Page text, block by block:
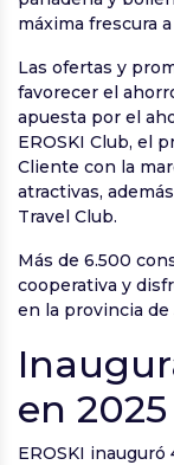
máxima frescura
Las ofertas y
favorecer el
apuesta por el
EROSKI Club, el
Cliente con la
atractivas,
Travel Club.
Más de 6.500
cooperativa y
en la provincia de
en 2025
EROSKI